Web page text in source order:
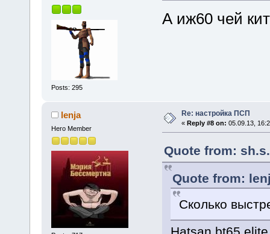
Posts: 295
А иж60 чей
lenja
Hero Member
Re: настройка ПСП
« Reply #8 on: 05.09.13,
Quote from:
Quote from:
Сколько
Hatsan bt65